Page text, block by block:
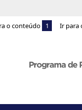
o conteúdo 1 Ir para
Programa de